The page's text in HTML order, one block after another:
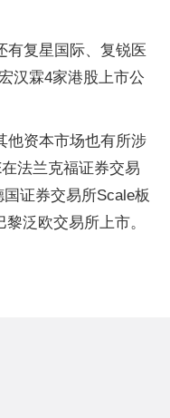
有复星国际、复锐医
汉霖4家港股上市公
他资本市场也有所涉
法兰克福证券交易
证券交易所Scale板
泛欧交易所上市。